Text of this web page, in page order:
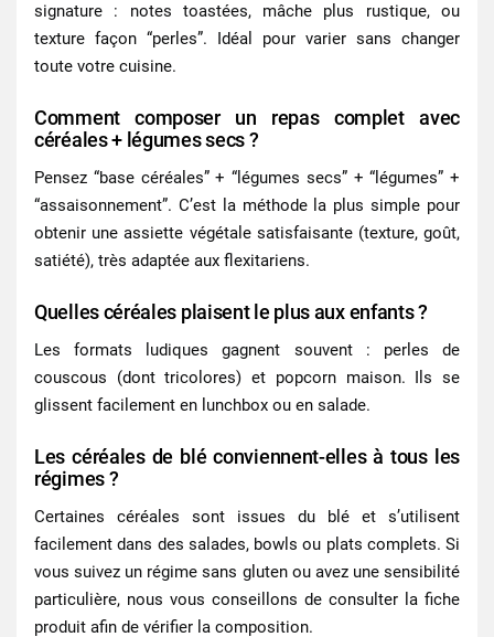
signature : notes toastées, mâche plus rustique, ou
texture façon “perles”. Idéal pour varier sans changer
toute votre cuisine.
Comment composer un repas complet avec
céréales + légumes secs ?
Pensez “base céréales” + “légumes secs” + “légumes” +
“assaisonnement”. C’est la méthode la plus simple pour
obtenir une assiette végétale satisfaisante (texture, goût,
satiété), très adaptée aux flexitariens.
Quelles céréales plaisent le plus aux enfants ?
Les formats ludiques gagnent souvent : perles de
couscous (dont tricolores) et popcorn maison. Ils se
glissent facilement en lunchbox ou en salade.
Les céréales de blé conviennent-elles à tous les
régimes ?
Certaines céréales sont issues du blé et s’utilisent
facilement dans des salades, bowls ou plats complets. Si
vous suivez un régime sans gluten ou avez une sensibilité
particulière, nous vous conseillons de consulter la fiche
produit afin de vérifier la composition.